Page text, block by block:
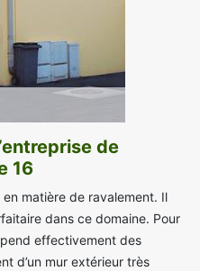
de
16
matière de ravalement. Il
dans ce domaine. Pour
effectivement des
d’un mur extérieur très